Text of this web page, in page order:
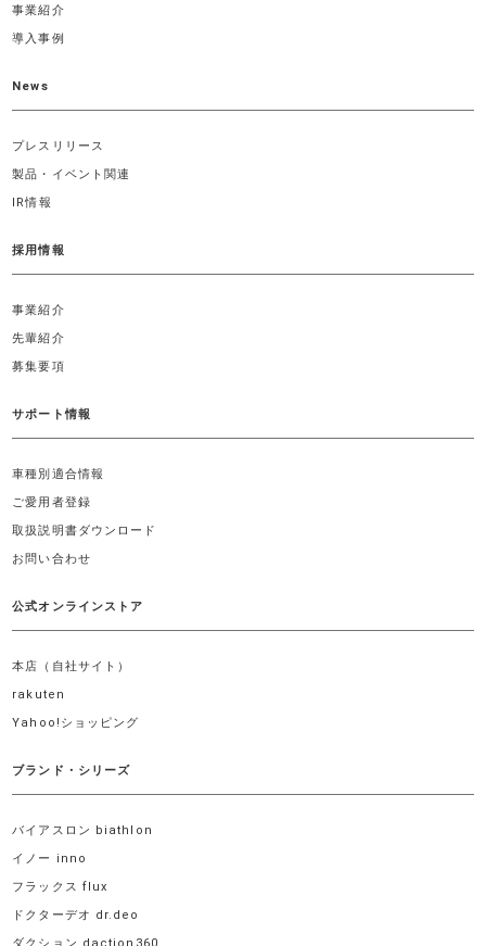
事業紹介
導入事例
News
プレスリリース
製品・イベント関連
IR情報
採用情報
事業紹介
先輩紹介
募集要項
サポート情報
車種別適合情報
ご愛用者登録
取扱説明書ダウンロード
お問い合わせ
公式オンラインストア
本店（自社サイト）
rakuten
Yahoo!ショッピング
ブランド・シリーズ
バイアスロン biathlon
イノー inno
フラックス flux
ドクターデオ dr.deo
ダクション daction360